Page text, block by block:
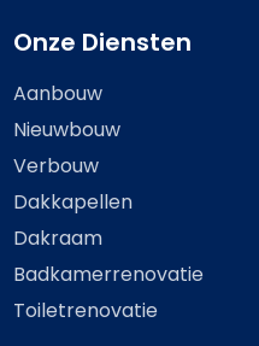
Onze Diensten
Aanbouw
Nieuwbouw
Verbouw
Dakkapellen
Dakraam
Badkamerrenovatie
Toiletrenovatie